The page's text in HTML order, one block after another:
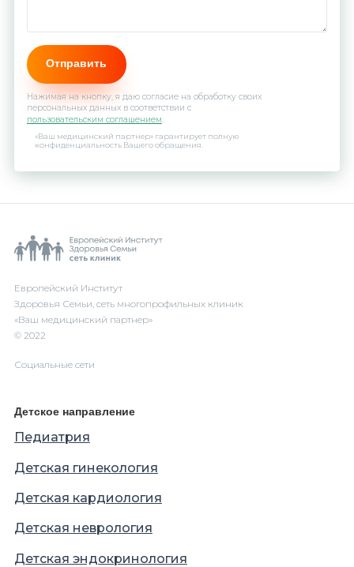
Нажимая на кнопку, я даю согласие на обработку своих
персональных данных в соответствии с
пользовательским соглашением.
«Ваш медицинский партнер» гарантирует полную
конфиденциальность Вашего обращения.
Европейский Институт
Здоровья Семьи, сеть многопрофильных клиник
«Ваш медицинский партнер»
© 2022
Социальные сети
Детское направление
Педиатрия
Детская гинекология
Детская кардиология
Детская неврология
Детская эндокринология